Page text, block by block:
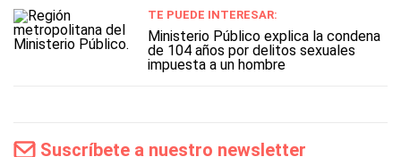
TE PUEDE INTERESAR:
Ministerio Público explica la condena
de 104 años por delitos sexuales
impuesta a un hombre
Suscríbete a nuestro newsletter